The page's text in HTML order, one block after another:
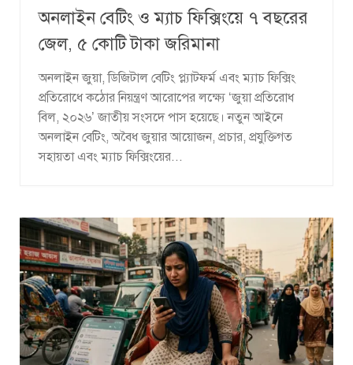
অনলাইন বেটিং ও ম্যাচ ফিক্সিংয়ে ৭ বছরের
জেল, ৫ কোটি টাকা জরিমানা
অনলাইন জুয়া, ডিজিটাল বেটিং প্ল্যাটফর্ম এবং ম্যাচ ফিক্সিং
প্রতিরোধে কঠোর নিয়ন্ত্রণ আরোপের লক্ষ্যে ‘জুয়া প্রতিরোধ
বিল, ২০২৬’ জাতীয় সংসদে পাস হয়েছে। নতুন আইনে
অনলাইন বেটিং, অবৈধ জুয়ার আয়োজন, প্রচার, প্রযুক্তিগত
সহায়তা এবং ম্যাচ ফিক্সিংয়ের...